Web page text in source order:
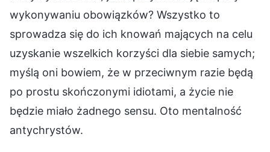
wykonywaniu obowiązków? Wszystko to
sprowadza się do ich knowań mających na celu
uzyskanie wszelkich korzyści dla siebie samych;
myślą oni bowiem, że w przeciwnym razie będą
po prostu skończonymi idiotami, a życie nie
będzie miało żadnego sensu. Oto mentalność
antychrystów.